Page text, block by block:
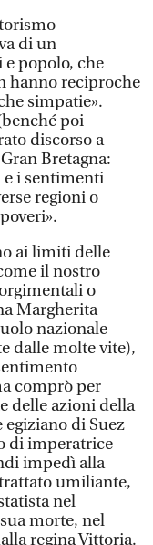
di un
popolo, che
hanno reciproche
simpatie».
poi
discorso a
Bretagna:
e i sentimenti
regioni o
ai limiti delle
il nostro
o
Margherita
nazionale
dalle molte vite),
comprò per
delle azioni della
di Suez
di imperatrice
impedì alla
umiliante,
nel
morte, nel
regina Vittoria.